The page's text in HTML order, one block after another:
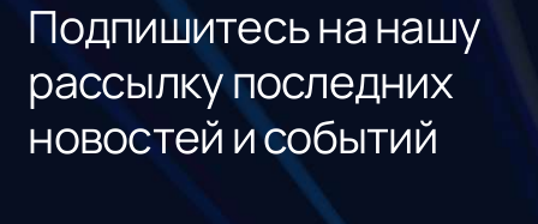
Подпишитесь на нашу
рассылку последних
новостей и событий